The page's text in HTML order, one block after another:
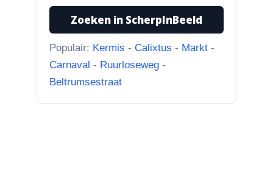
Zoeken in ScherpInBeeld
Populair: Kermis - Calixtus - Markt -
Carnaval - Ruurloseweg -
Beltrumsestraat